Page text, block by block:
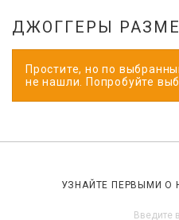
ДЖОГГЕРЫ
Простите, но по
не нашли. Попробуйте
УЗНАЙТЕ ПЕРВЫМИ О